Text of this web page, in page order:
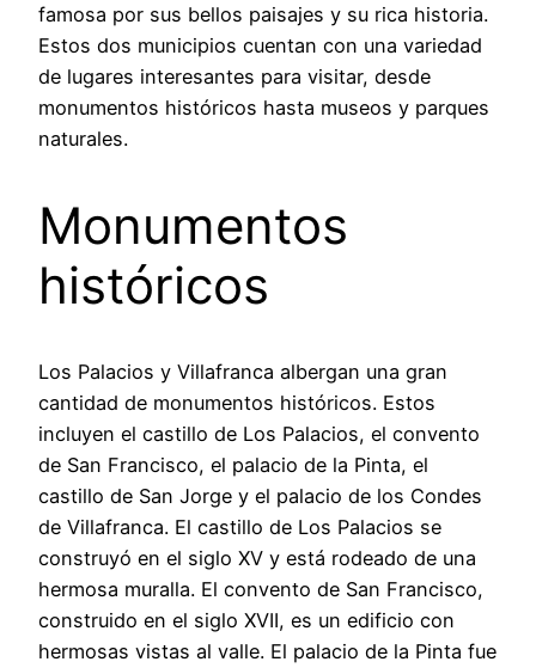
famosa por sus bellos paisajes y su rica historia.
Estos dos municipios cuentan con una variedad
de lugares interesantes para visitar, desde
monumentos históricos hasta museos y parques
naturales.
Monumentos
históricos
Los Palacios y Villafranca albergan una gran
cantidad de monumentos históricos. Estos
incluyen el castillo de Los Palacios, el convento
de San Francisco, el palacio de la Pinta, el
castillo de San Jorge y el palacio de los Condes
de Villafranca. El castillo de Los Palacios se
construyó en el siglo XV y está rodeado de una
hermosa muralla. El convento de San Francisco,
construido en el siglo XVII, es un edificio con
hermosas vistas al valle. El palacio de la Pinta fue